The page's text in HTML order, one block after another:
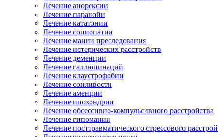
Лечение анорексии
Лечение паранойи
Лечение кататонии
Лечение социопатии
Лечение мании преследования
Лечение истерических расстройств
Лечение деменции
Лечение галлюцинаций
Лечение клаустрофобии
Лечение сонливости
Лечение аменции
Лечение ипохондрии
Лечение обсессивно-компульсивного расстройства
Лечение гипомании
Лечение посттравматического стрессового